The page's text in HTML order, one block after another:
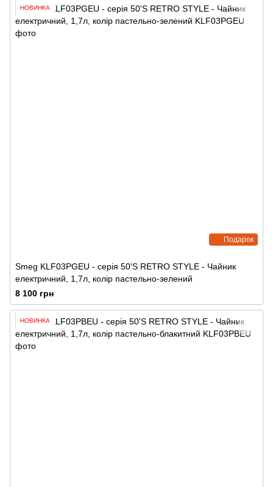
Подарок
НОВИНКА
Smeg KLF03PGEU - серія 50'S RETRO STYLE - Чайник
електричний, 1,7л, колір пастельно-зелений
8 100 грн
НОВИНКА